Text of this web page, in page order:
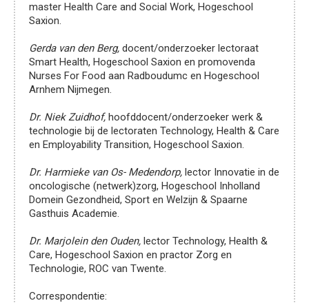
master Health Care and Social Work, Hogeschool
Saxion.
Gerda van den Berg, docent/onderzoeker lectoraat
Smart Health, Hogeschool Saxion en promovenda
Nurses For Food aan Radboudumc en Hogeschool
Arnhem Nijmegen.
Dr. Niek Zuidhof, hoofddocent/onderzoeker werk &
technologie bij de lectoraten Technology, Health & Care
en Employability Transition, Hogeschool Saxion.
Dr. Harmieke van Os- Medendorp, lector Innovatie in de
oncologische (netwerk)zorg, Hogeschool Inholland
Domein Gezondheid, Sport en Welzijn & Spaarne
Gasthuis Academie.
Dr. Marjolein den Ouden, lector Technology, Health &
Care, Hogeschool Saxion en practor Zorg en
Technologie, ROC van Twente.
Correspondentie:
Gorcum
met
de
redactie
NTz
Auteursrichtlijnen
op
NTz
Adverteren
NTz
Veelgestelde
vragen